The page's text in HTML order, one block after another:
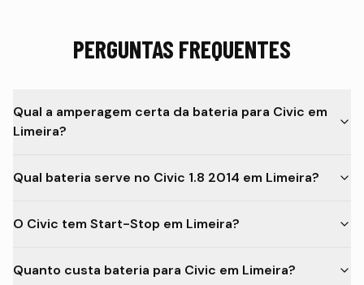
PERGUNTAS FREQUENTES
Qual a amperagem certa da bateria para Civic em
Limeira?
Qual bateria serve no Civic 1.8 2014 em Limeira?
O Civic tem Start-Stop em Limeira?
Quanto custa bateria para Civic em Limeira?